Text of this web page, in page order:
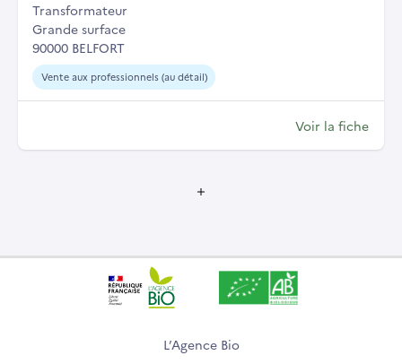
Transformateur
Grande surface
90000 BELFORT
Vente aux professionnels (au détail)
Voir la fiche
L’Agence Bio